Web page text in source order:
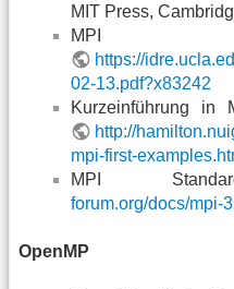
MIT Press,
MPI
https://
02-13.pdf?x83242
Kurzeinführung in
http://
mpi-first-
MPI
forum.org/docs/mpi-
OpenMP